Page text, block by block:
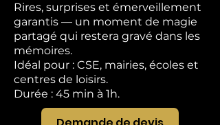
Rires, surprises et émerveillement
garantis — un moment de magie
partagé qui restera gravé dans les
mémoires.
Idéal pour : CSE, mairies, écoles et
centres de loisirs.
Durée : 45 min à 1h.